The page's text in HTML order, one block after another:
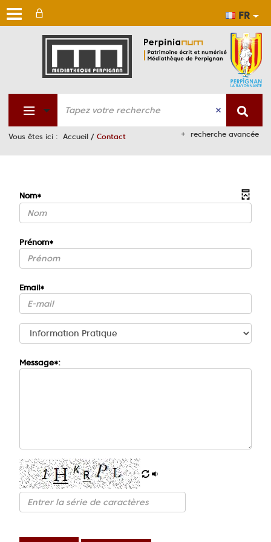
FR
Aller
au
Aller
au
Aller
à
la
recherche avancée
Vous êtes ici : Accueil / Contact
Nom*
Prénom*
Email*
Message*: